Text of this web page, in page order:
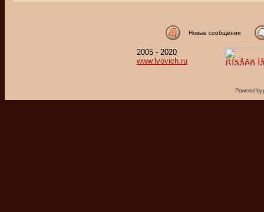
Новые сообщения
2005 - 2020
www.lvovich.ru
Powered by